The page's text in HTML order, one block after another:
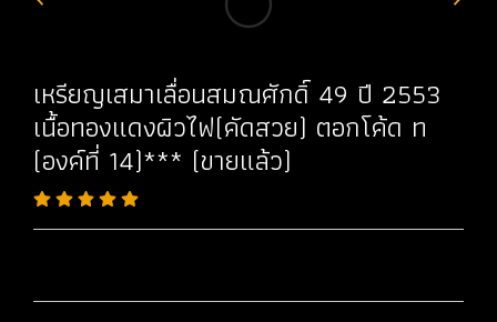
เหรียญเสมาเลื่อนสมณศักดิ์ 49 ปี 2553
เนื้อทองแดงผิวไฟ(คัดสวย) ตอกโค้ด ท
(องค์ที่ 14)*** (ขายแล้ว)